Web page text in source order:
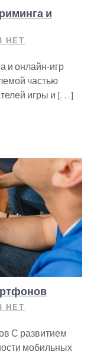
и
НЕТ
и онлайн-игр
частью
игры и […]
НЕТ
С развитием
мобильных